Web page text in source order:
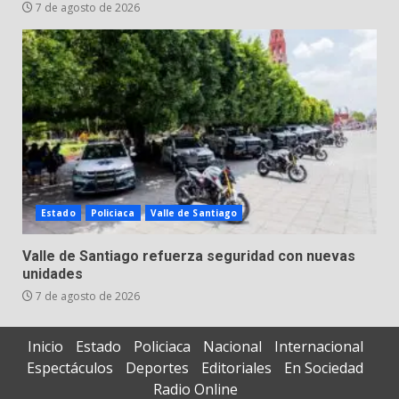
7 de agosto de 2026
Estado Policiaca Valle de Santiago
Valle de Santiago refuerza seguridad con nuevas
unidades
7 de agosto de 2026
Inicio Estado Policiaca Nacional
Internacional
Espectáculos
Deportes Editoriales
En Sociedad
Radio Online